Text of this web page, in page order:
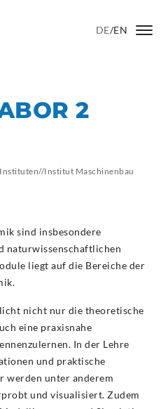
DE/EN
2
//Institut Maschinenbau
sind insbesondere
naturwissenschaftlichen
liegt auf die Bereiche der
nicht nur die theoretische
eine praxisnahe
In der Lehre
und praktische
werden unter anderem
und visualisiert. Zudem